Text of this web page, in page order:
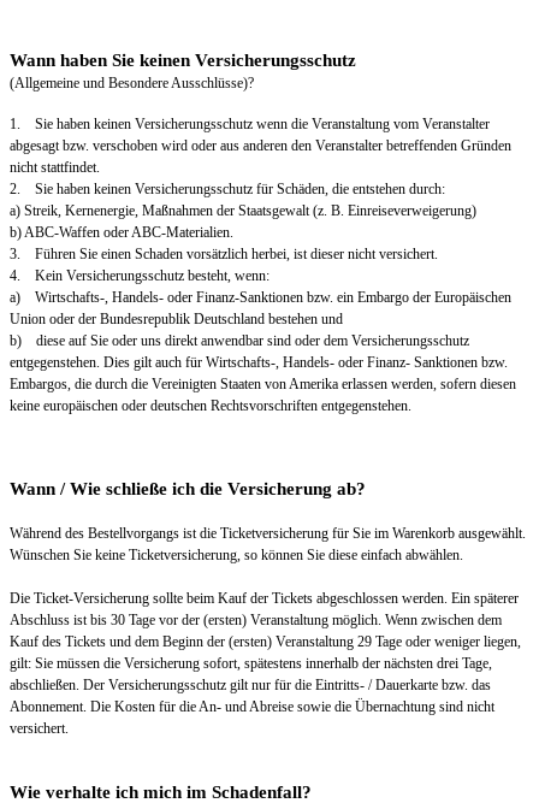
Wann haben Sie keinen Versicherungsschutz
(Allgemeine und Besondere Ausschlüsse)?
1. Sie haben keinen Versicherungsschutz wenn die Veranstaltung vom Veranstalter
abgesagt bzw. verschoben wird oder aus anderen den Veranstalter betreffenden Gründen
nicht stattfindet.
2. Sie haben keinen Versicherungsschutz für Schäden, die entstehen durch:
a) Streik, Kernenergie, Maßnahmen der Staatsgewalt (z. B. Einreiseverweigerung)
b) ABC-Waffen oder ABC-Materialien.
3. Führen Sie einen Schaden vorsätzlich herbei, ist dieser nicht versichert.
4. Kein Versicherungsschutz besteht, wenn:
a) Wirtschafts-, Handels- oder Finanz-Sanktionen bzw. ein Embargo der Europäischen
Union oder der Bundesrepublik Deutschland bestehen und
b) diese auf Sie oder uns direkt anwendbar sind oder dem Versicherungsschutz
entgegenstehen. Dies gilt auch für Wirtschafts-, Handels- oder Finanz- Sanktionen bzw.
Embargos, die durch die Vereinigten Staaten von Amerika erlassen werden, sofern diesen
keine europäischen oder deutschen Rechtsvorschriften entgegenstehen.
Wann / Wie schließe ich die Versicherung ab?
Während des Bestellvorgangs ist die Ticketversicherung für Sie im Warenkorb ausgewählt.
Wünschen Sie keine Ticketversicherung, so können Sie diese einfach abwählen.
Die Ticket-Versicherung sollte beim Kauf der Tickets abgeschlossen werden. Ein späterer
Abschluss ist bis 30 Tage vor der (ersten) Veranstaltung möglich. Wenn zwischen dem
Kauf des Tickets und dem Beginn der (ersten) Veranstaltung 29 Tage oder weniger liegen,
gilt: Sie müssen die Versicherung sofort, spätestens innerhalb der nächsten drei Tage,
abschließen. Der Versicherungsschutz gilt nur für die Eintritts- / Dauerkarte bzw. das
Abonnement. Die Kosten für die An- und Abreise sowie die Übernachtung sind nicht
versichert.
Wie verhalte ich mich im Schadenfall?